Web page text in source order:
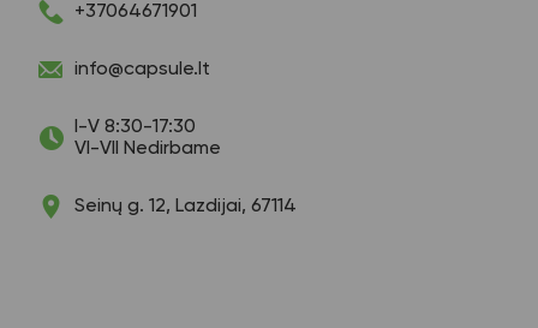
+37064671901
info@capsule.lt
I-V 8:30-17:30
VI-VII Nedirbame
Seinų g. 12, Lazdijai, 67114